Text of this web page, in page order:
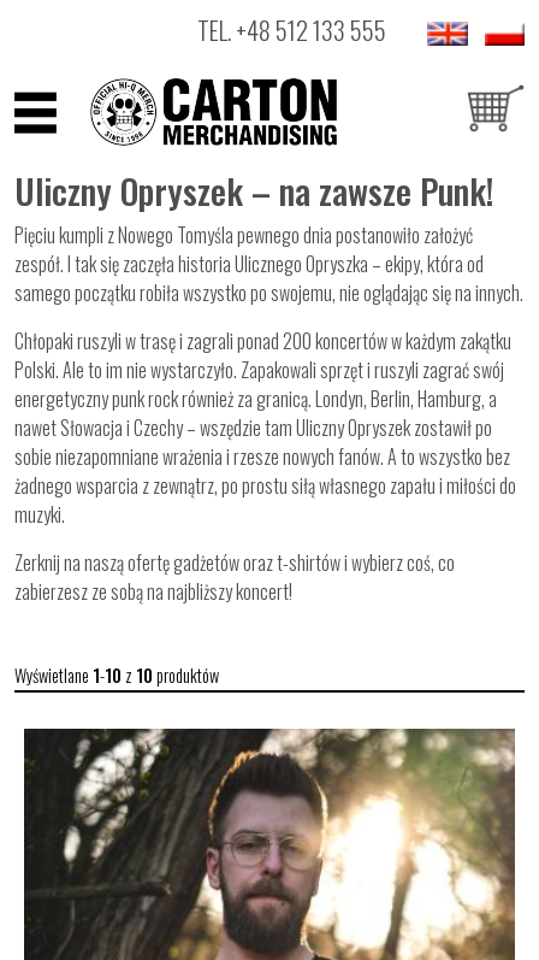
TEL.+48 512 133 555
ARTYŚCI
PRODUKTY
OUTLET
Uliczny Opryszek – na zawsze Punk!
Pięciu kumpli z Nowego Tomyśla pewnego dnia postanowiło założyć
zespół. I tak się zaczęła historia Ulicznego Opryszka – ekipy, która od
samego początku robiła wszystko po swojemu, nie oglądając się na innych.
Chłopaki ruszyli w trasę i zagrali ponad 200 koncertów w każdym zakątku
Polski. Ale to im nie wystarczyło. Zapakowali sprzęt i ruszyli zagrać swój
energetyczny punk rock również za granicą. Londyn, Berlin, Hamburg, a
nawet Słowacja i Czechy – wszędzie tam Uliczny Opryszek zostawił po
sobie niezapomniane wrażenia i rzesze nowych fanów. A to wszystko bez
żadnego wsparcia z zewnątrz, po prostu siłą własnego zapału i miłości do
muzyki.
Zerknij na naszą ofertę gadżetów oraz t-shirtów i wybierz coś, co
zabierzesz ze sobą na najbliższy koncert!
Wyświetlane 1-10 z 10produktów